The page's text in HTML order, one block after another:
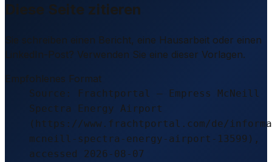
Diese Seite zitieren
Sie schreiben einen Bericht, eine Hausarbeit oder einen
LinkedIn-Post? Verwenden Sie eine dieser Vorlagen.
Empfohlenes Format
Source: Frachtportal – Empress McNeill
Spectra Energy Airport
(https://www.frachtportal.com/de/
mcneill-spectra-energy-airport-13599),
accessed 2026-08-07